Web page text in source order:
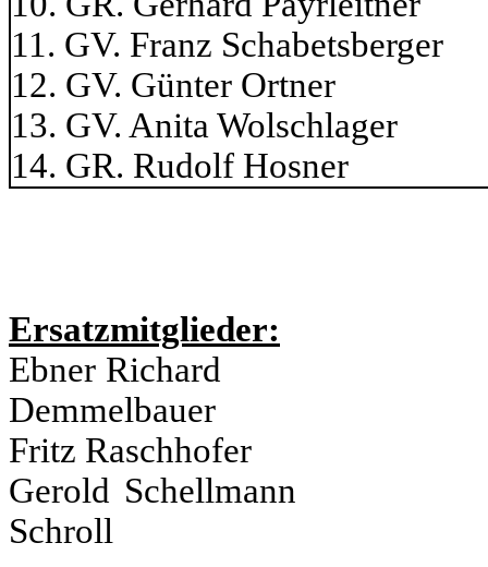
11. GV. Franz
12. GV. Günter
13. GV. Anita
14. GR. Rudolf
Ersatzmitglieder:
Ebner Richard für
Demmelbauer
Fritz Raschhofer
Gerold
Schroll